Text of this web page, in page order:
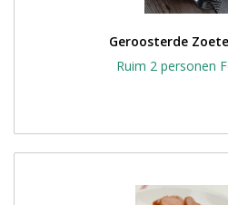
Geroosterde
Ruim 2 personen